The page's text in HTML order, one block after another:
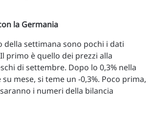
la Germania
della settimana sono pochi i dati
primo è quello dei prezzi alla
di settembre. Dopo lo 0,3% nella
mese, si teme un -0,3%. Poco prima,
i numeri della bilancia